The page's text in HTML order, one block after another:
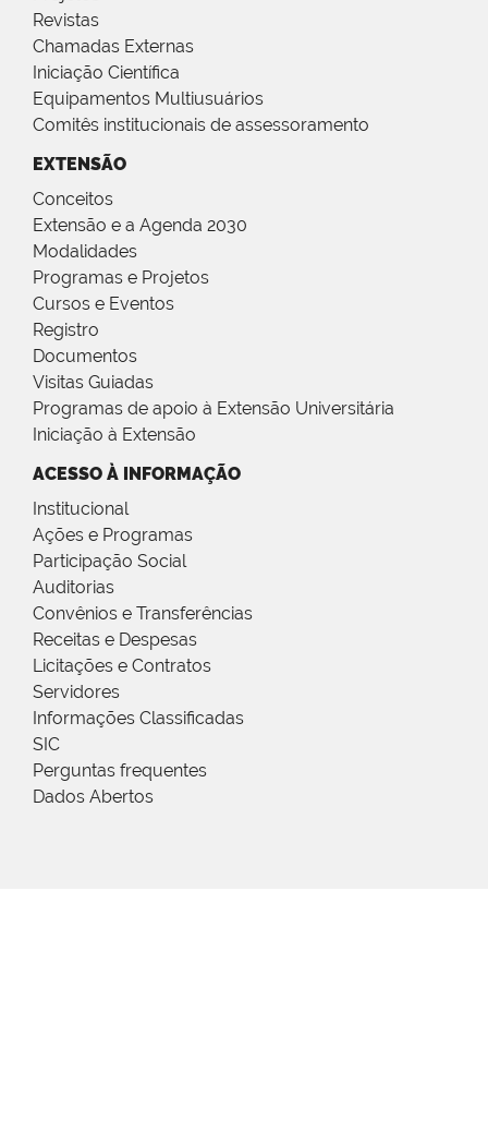
Revistas
Chamadas Externas
Iniciação Científica
Equipamentos Multiusuários
Comitês institucionais de assessoramento
EXTENSÃO
Conceitos
Extensão e a Agenda 2030
Modalidades
Programas e Projetos
Cursos e Eventos
Registro
Documentos
Visitas Guiadas
Programas de apoio à Extensão Universitária
Iniciação à Extensão
ACESSO À INFORMAÇÃO
Institucional
Ações e Programas
Participação Social
Auditorias
Convênios e Transferências
Receitas e Despesas
Licitações e Contratos
Servidores
Informações Classificadas
SIC
Perguntas frequentes
Dados Abertos